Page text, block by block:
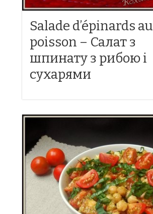
Salade d’épinards au
poisson – Салат з
шпинату з рибою і
сухарями